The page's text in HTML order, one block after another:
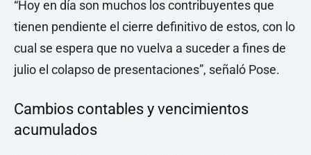
“Hoy en día son muchos los contribuyentes que
tienen pendiente el cierre definitivo de estos, con lo
cual se espera que no vuelva a suceder a fines de
julio el colapso de presentaciones”, señaló Pose.
Cambios contables y vencimientos
acumulados